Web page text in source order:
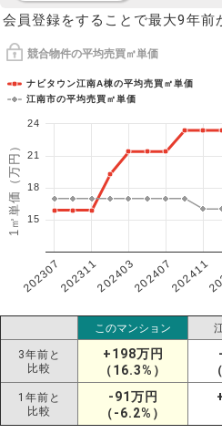
会員登録をすることで最大9年前
競合物件の平均売買㎡単価
1㎡単価（万円）
ナビタウン江南A棟の平均売買㎡単価
江南市の平均売買㎡単価
202307202311202403202407202411
15
18
21
24
このマンション
3年前と
比較
+198万円
（16.3%）
1年前と
比較
-91万円
（-6.2%）